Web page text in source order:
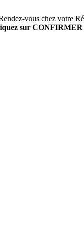
vos
gérer vos
vous chez votre
sur